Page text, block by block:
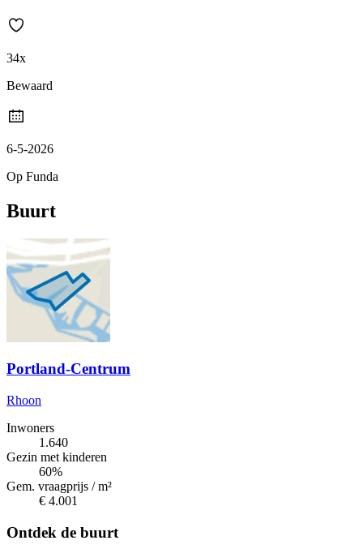
34x
Bewaard
6-5-2026
Op Funda
Buurt
Portland-Centrum
Rhoon
Inwoners
1.640
Gezin met kinderen
60%
Gem. vraagprijs / m²
€ 4.001
Ontdek de buurt